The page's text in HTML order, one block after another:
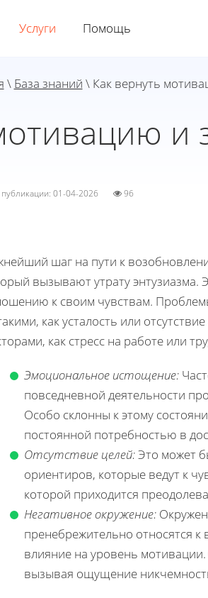
Услуги Помощь
\ База знаний \ Как вернуть
и
публикации: 01-04-2026 96
шаг на пути к
вызывают утрату энтузиазма.
к своим чувствам.
как усталость или
как стресс на работе или
Эмоциональное истощение:
повседневной деятельности
Особо склонны к этому
постоянной потребностью в
Отсутствие целей:Это может
ориентиров, которые ведут к
которой приходится
Негативное окружение:
пренебрежительно относятся
влияние на уровень
вызывая ощущение